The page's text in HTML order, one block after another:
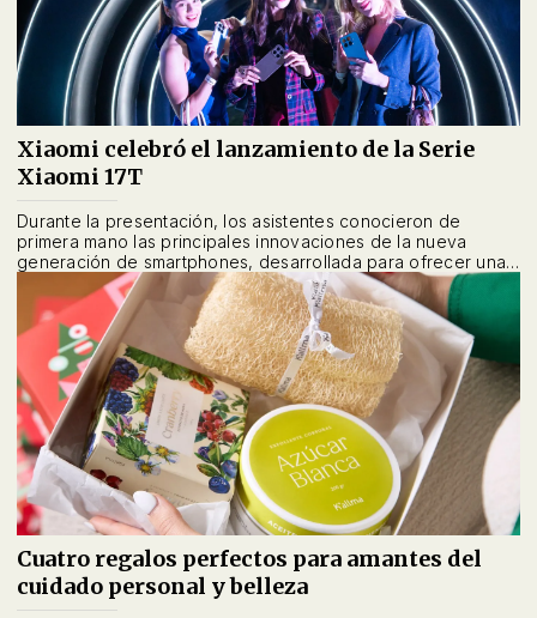
Xiaomi celebró el lanzamiento de la Serie
Xiaomi 17T
Durante la presentación, los asistentes conocieron de
primera mano las principales innovaciones de la nueva
generación de smartphones, desarrollada para ofrecer una
experiencia premium en fotografía, rendimiento e
inteligencia artificial
Cuatro regalos perfectos para amantes del
cuidado personal y belleza